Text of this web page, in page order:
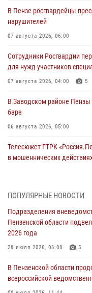
В Пензе росгвардейцы
нарушителей
07 августа 2026, 06:00
Сотрудники Росгвардии
для нужд участников
07 августа 2026, 04:00 5
В Заводском районе
баре
06 августа 2026, 05:00
Телесюжет ГТРК
в мошеннических
В Заречном росгвардейцы
05 августа 2026, 07:00
Сотрудники пензенского
сборов «Гвардеец» с
В Пензе сотрудники
ПОПУЛЯРНЫЕ НОВОСТИ
Подразделения
Пензенской области
2026 года
28 июля 2026, 06:08 5
В Пензенской области
всероссийской